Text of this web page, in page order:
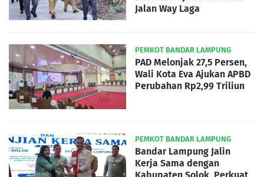
Jalan Way Laga
PEMKOT BANDAR LAMPUNG
PAD Melonjak 27,5 Persen,
Wali Kota Eva Ajukan APBD
Perubahan Rp2,99 Triliun
PEMKOT BANDAR LAMPUNG
Bandar Lampung Jalin
Kerja Sama dengan